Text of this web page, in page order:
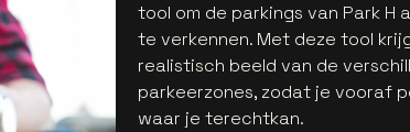
tool om de parkings van Park H
te verkennen. Met deze tool
realistisch beeld van de
parkeerzones, zodat je vooraf
waar je terechtkan.